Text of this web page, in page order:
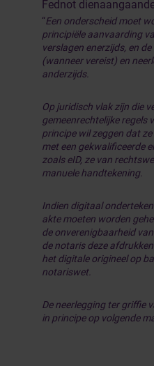
Fednot
“Een onderscheid moet
principiële aanvaarding
verslagen enerzijds, en
(wanneer vereist) en
anderzijds.
Op juridisch vlak zijn die
gemeenrechtelijke regels
principe wil zeggen dat
met een gekwalificeerde
zoals eID, ze van
manuele handtekening.
Indien digitaal
akte moeten worden
de onverenigbaarheid
de notaris deze
het digitale origineel op
notariswet.
De neerlegging ter griffie
in principe op volgende